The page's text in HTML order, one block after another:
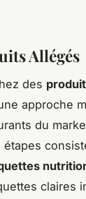
Allégés
des
approche
du
étapes
claires